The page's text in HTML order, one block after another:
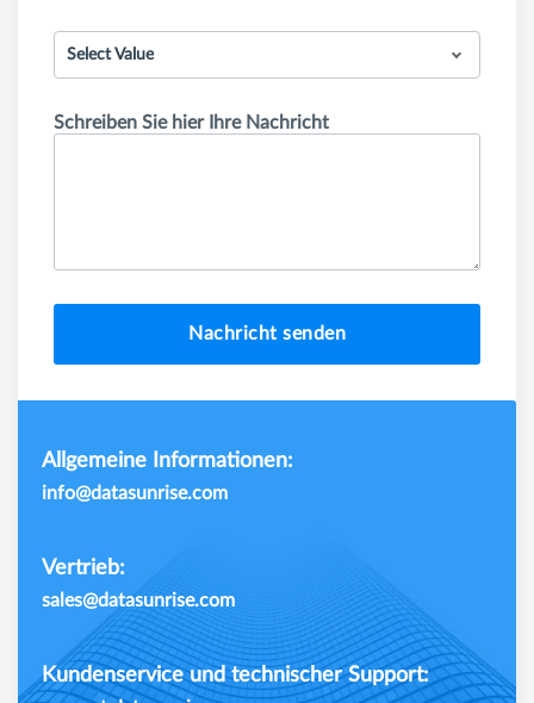
Select Value
Schreiben Sie hier Ihre Nachricht
Nachricht senden
Allgemeine Informationen:
info@datasunrise.com
Vertrieb:
sales@datasunrise.com
Kundenservice und technischer Support: